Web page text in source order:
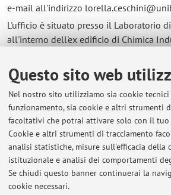
Questo sito web
Nel nostro sito utilizziamo sia cookie tecnici
funzionamento, sia cookie e altri strumenti
facoltativi che potrai attivare solo con il tuo
Cookie e altri strumenti di tracciamento
analisi statistiche, misure sull'efficacia della
istituzionale e analisi dei comportamenti
Se chiudi questo banner continuerai la
cookie necessari.
e-mail all'indirizzo
L'ufficio è situato presso il Laboratorio
all'interno dell'ex edificio di Chimica
4, 40136 Bologna.
Ultimi avvisi
Disponibilità tesi magistrali in Metallurgia
Pubblicato il: 21 luglio 2025
MODALITA' ESAME METALLURGIA MECCANICA